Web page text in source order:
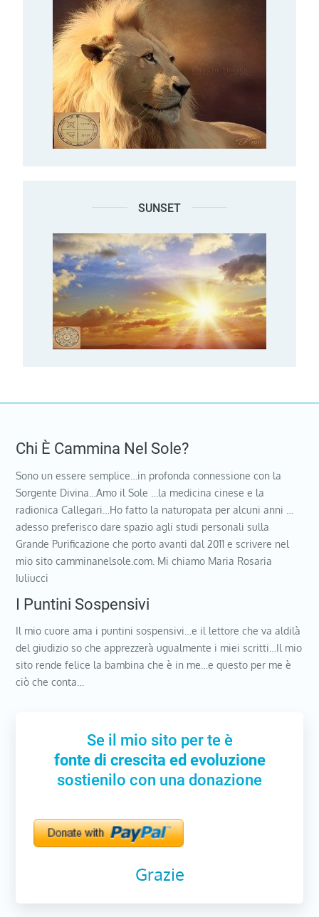
SUNSET
Chi È Cammina Nel Sole?
Sono un essere semplice…in profonda connessione con la
Sorgente Divina…Amo il Sole …la medicina cinese e la
radionica Callegari…Ho fatto la naturopata per alcuni anni …
adesso preferisco dare spazio agli studi personali sulla
Grande Purificazione che porto avanti dal 2011 e scrivere nel
mio sito camminanelsole.com. Mi chiamo Maria Rosaria
Iuliucci
I Puntini Sospensivi
Il mio cuore ama i puntini sospensivi…e il lettore che va aldilà
del giudizio so che apprezzerà ugualmente i miei scritti…Il mio
sito rende felice la bambina che è in me…e questo per me è
ciò che conta…
Se il mio sito per te è
fonte di crescita ed evoluzione
sostienilo con una donazione
Grazie